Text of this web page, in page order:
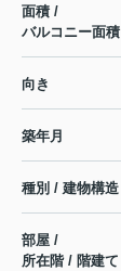
面積 /
バルコニー面積
向き
築年月
種別 / 建物構造
部屋 /
所在階 / 階建て